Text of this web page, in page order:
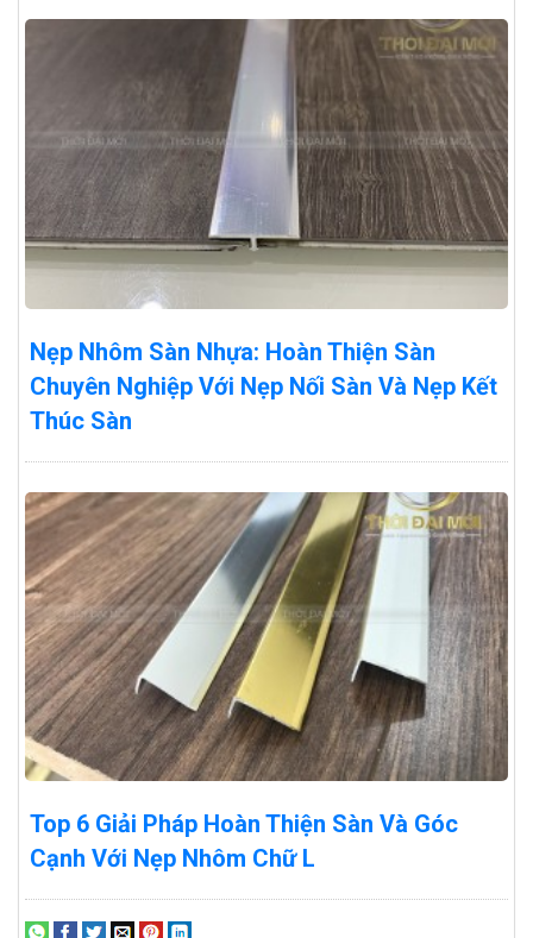
Nẹp Nhôm Sàn Nhựa: Hoàn Thiện Sàn
Chuyên Nghiệp Với Nẹp Nối Sàn Và Nẹp Kết
Thúc Sàn
Top 6 Giải Pháp Hoàn Thiện Sàn Và Góc
Cạnh Với Nẹp Nhôm Chữ L